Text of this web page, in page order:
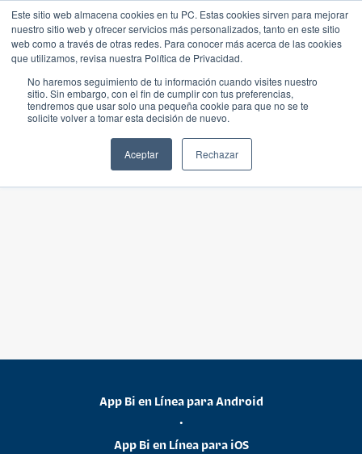
Este sitio web almacena cookies en tu PC. Estas cookies sirven para mejorar
nuestro sitio web y ofrecer servicios más personalizados, tanto en este sitio
web como a través de otras redes. Para conocer más acerca de las cookies
que utilizamos, revisa nuestra Política de Privacidad.
No haremos seguimiento de tu información cuando visites nuestro
sitio. Sin embargo, con el fin de cumplir con tus preferencias,
tendremos que usar solo una pequeña cookie para que no se te
solicite volver a tomar esta decisión de nuevo.
Aceptar Rechazar
App Bi en Línea para Android
•
App Bi en Línea para iOS